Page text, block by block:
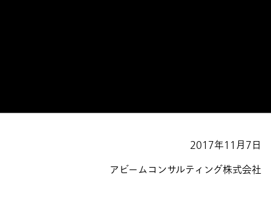
2017年11月7日
アビームコンサルティング株式会社